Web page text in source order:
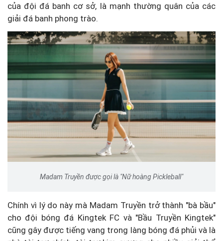
của đội đá banh cơ sở, là mạnh thường quân của các
giải đá banh phong trào.
Madam Truyền được gọi là "Nữ hoàng Pickleball"
Chính vì lý do này mà Madam Truyền trở thành "bà bầu"
cho đội bóng đá Kingtek FC và "Bầu Truyền Kingtek"
cũng gây được tiếng vang trong làng bóng đá phủi và là